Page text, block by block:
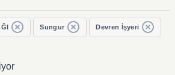
Sungur Devren İşyeri